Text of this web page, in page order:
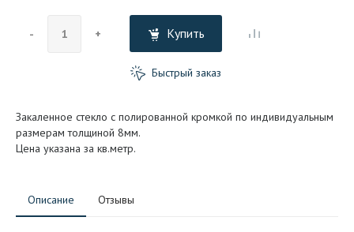
- + Купить
Быстрый заказ
Закаленное стекло с полированной кромкой по индивидуальным
размерам толщиной 8мм.
Цена указана за кв.метр.
Описание Отзывы